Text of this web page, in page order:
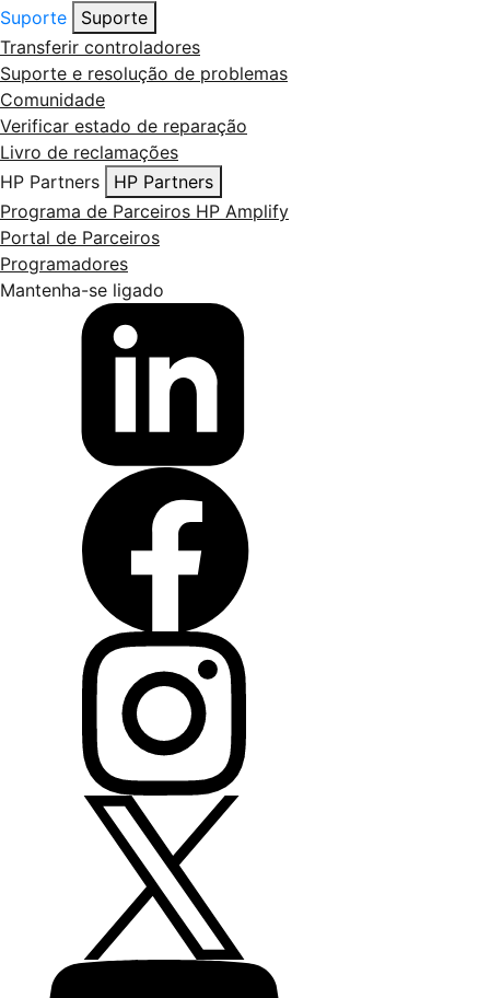
Suporte
Suporte
Transferir controladores
Suporte e resolução de problemas
Comunidade
Verificar estado de reparação
Livro de reclamações
HP Partners
HP Partners
Programa de Parceiros HP Amplify
Portal de Parceiros
Programadores
Mantenha-se ligado